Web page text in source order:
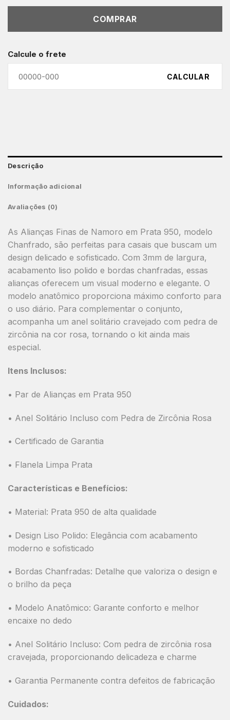
COMPRAR
Calcule o frete
CALCULAR
Descrição
Informação adicional
Avaliações (0)
As Alianças Finas de Namoro em Prata 950, modelo
Chanfrado, são perfeitas para casais que buscam um
design delicado e sofisticado. Com 3mm de largura,
acabamento liso polido e bordas chanfradas, essas
alianças oferecem um visual moderno e elegante. O
modelo anatômico proporciona máximo conforto para
o uso diário. Para complementar o conjunto,
acompanha um anel solitário cravejado com pedra de
zircônia na cor rosa, tornando o kit ainda mais
especial.
Itens Inclusos:
• Par de Alianças em Prata 950
• Anel Solitário Incluso com Pedra de Zircônia Rosa
• Certificado de Garantia
• Flanela Limpa Prata
Características e Benefícios:
• Material: Prata 950 de alta qualidade
• Design Liso Polido: Elegância com acabamento
moderno e sofisticado
• Bordas Chanfradas: Detalhe que valoriza o design e
o brilho da peça
• Modelo Anatômico: Garante conforto e melhor
encaixe no dedo
• Anel Solitário Incluso: Com pedra de zircônia rosa
cravejada, proporcionando delicadeza e charme
• Garantia Permanente contra defeitos de fabricação
Cuidados: